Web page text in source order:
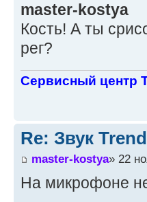
master-kostya
Кость! А ты
рег?
Сервисный центр
Re: Звук
master-kostya» 22
На микрофоне